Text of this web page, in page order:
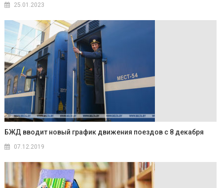
25.01.2023
БЖД вводит новый график движения поездов с 8 декабря
07.12.2019